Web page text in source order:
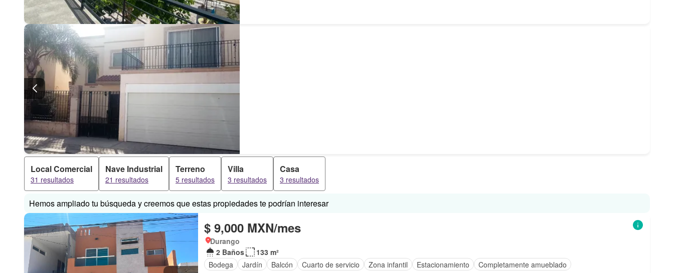
Local Comercial
31 resultados
Nave Industrial
21 resultados
Terreno
5 resultados
Villa
3 resultados
Casa
3 resultados
Hemos ampliado tu búsqueda y creemos que estas propiedades te podrían interesar
$ 9,000 MXN/mes
Durango
2 Baños
133 m²
Bodega
Jardín Balcón Cuarto de servicio Zona infantil Estacionamiento Completamente amueblado